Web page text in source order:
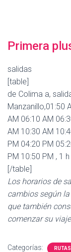
Primera
salidas
[table]
de Colima a,
Manzanillo,01:50
AM 06:10 AM
AM 10:30 AM
PM 04:20 PM
PM 10:50 PM , 1
[/table]
Los horarios de
cambios según
que también
comenzar su
Categorías: RUTAS